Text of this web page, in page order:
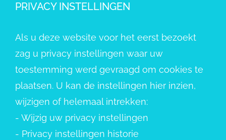
PRIVACY INSTELLINGEN
Als u deze website voor het eerst bezoekt
zag u privacy instellingen waar uw
toestemming werd gevraagd om cookies te
plaatsen. U kan de instellingen hier inzien,
wijzigen of helemaal intrekken:
- Wijzig uw privacy instellingen
- Privacy instellingen historie